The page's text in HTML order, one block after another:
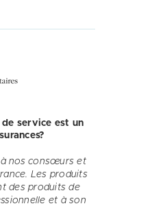
service est un
nos consœurs et
Les produits
des produits de
et à son